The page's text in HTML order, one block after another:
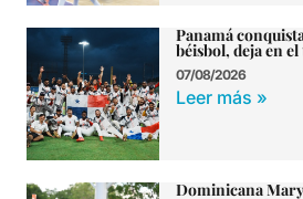
Panamá
béisbol, deja en
07/08/2026
Leer más »
Dominicana